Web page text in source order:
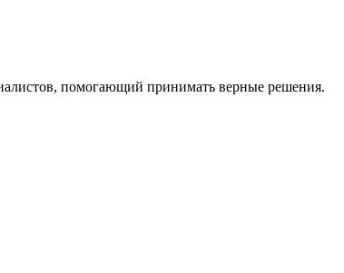
помогающий принимать верные решения.